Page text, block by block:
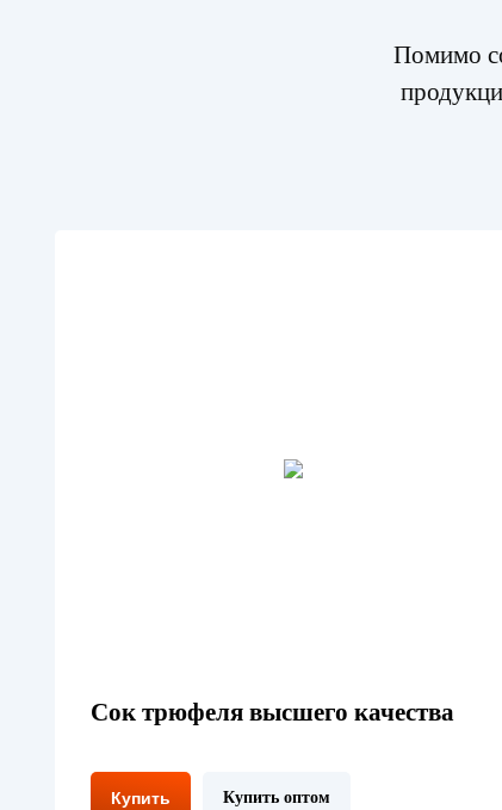
Помимо
Сок трюфеля высшего качества
Купить Купить оптом